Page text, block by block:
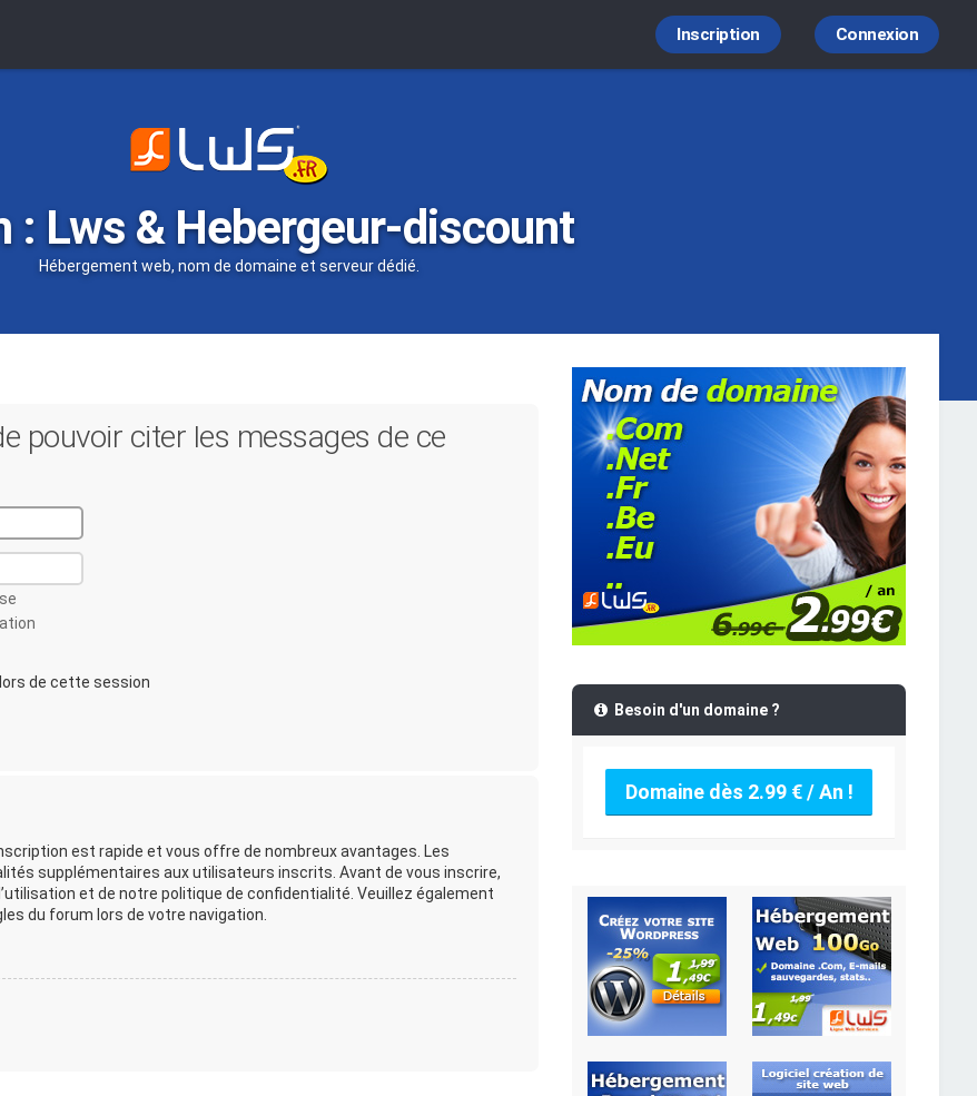
Connexion
Inscription
: Lws & Hebergeur-discount
Hébergement web, nom de domaine et serveur dédié.
pouvoir citer les messages de ce
de cette session
est rapide et vous offre de nombreux avantages. Les
supplémentaires aux utilisateurs inscrits. Avant de vous inscrire,
et de notre politique de confidentialité. Veuillez également
du forum lors de votre navigation.
Besoin d'un domaine ?
Domaine dès 2.99 € / An !